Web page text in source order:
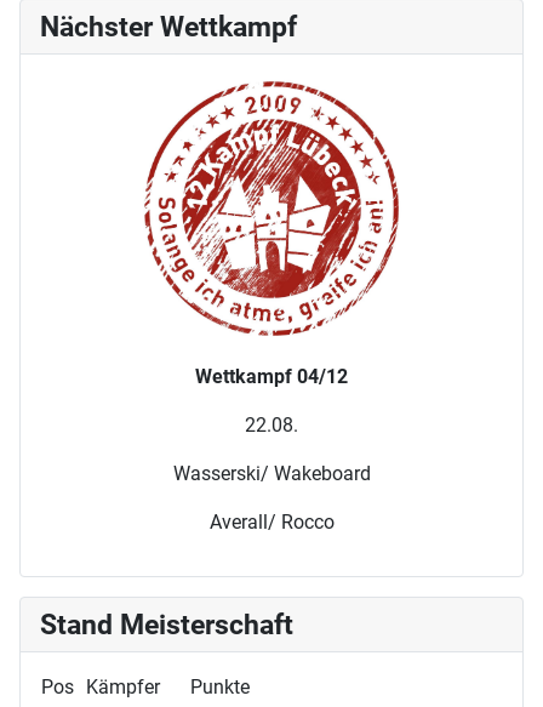
Nächster Wettkampf
Wettkampf 04/12
22.08.
Wasserski/ Wakeboard
Averall/ Rocco
Stand Meisterschaft
Pos Kämpfer
Punkte